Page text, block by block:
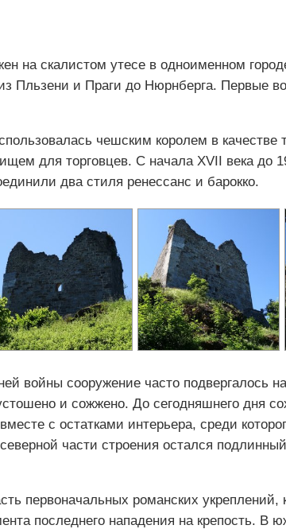
на скалистом утесе в одноименном
Пльзени и Праги до Нюрнберга. Первые
чешским королем в качестве
для торговцев. С начала XVII века до
два стиля ренессанс и барокко.
войны сооружение часто подвергалось
и сожжено. До сегодняшнего дня
с остатками интерьера, среди
части строения остался
первоначальных романских укреплений,
последнего нападения на крепость. В